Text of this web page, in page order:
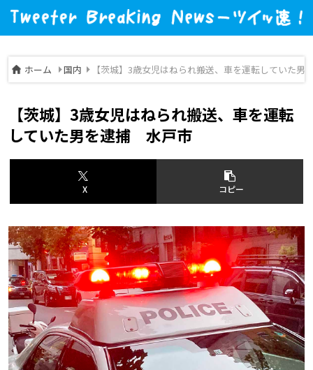
ホーム 国内 【茨城】3歳女児はねられ搬送、車を運転していた
【茨城】3歳女児はねられ搬送、車を運転
していた男を逮捕 水戸市
X コピー